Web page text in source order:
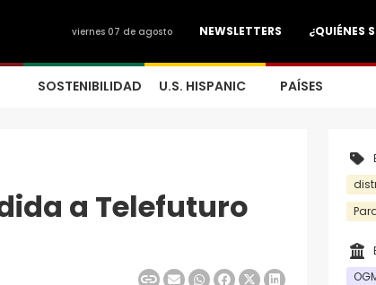
¿QUIÉNES
NEWSLETTERS
viernes 07 de agosto
SOSTENIBILIDAD U.S. HISPANIC PAÍSES
a Telefuturo